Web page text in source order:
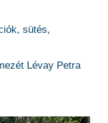
sütés,
Lévay Petra